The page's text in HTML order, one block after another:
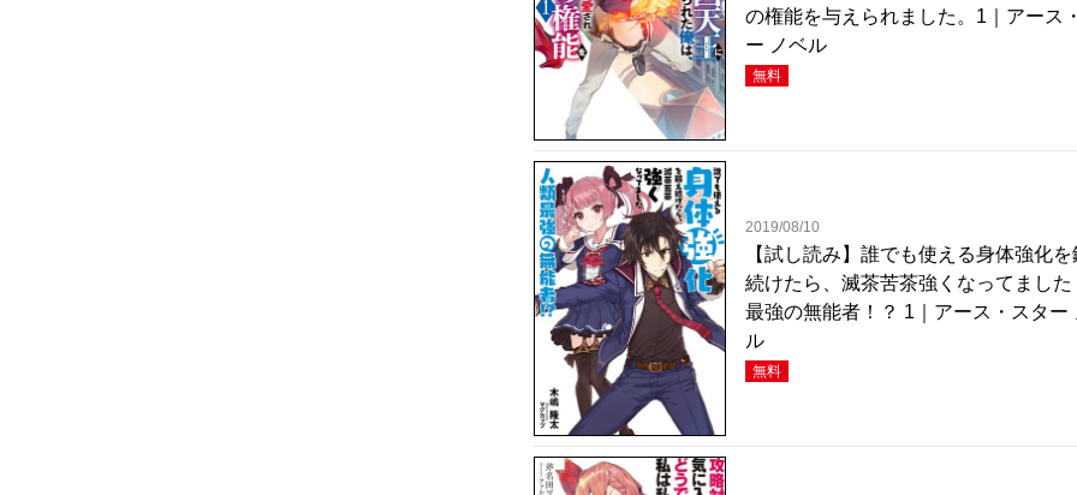
の権能を与えられました。1｜アース
ー ノベル
無料
2019/08/10
【試し読み】誰でも使える身体強化を
続けたら、滅茶苦茶強くなってました
最強の無能者！？ 1｜アース・スター
ル
無料